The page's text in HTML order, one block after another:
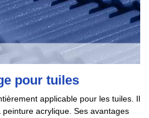
pour tuiles
applicable pour les tuiles. Il
peinture acrylique. Ses avantages